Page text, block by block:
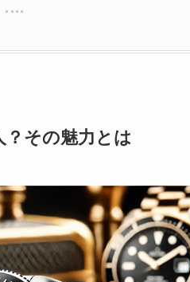
その魅力とは